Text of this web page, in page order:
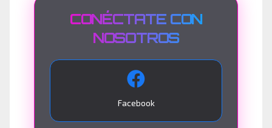
CONÉCTATE CON
NOSOTROS
Facebook